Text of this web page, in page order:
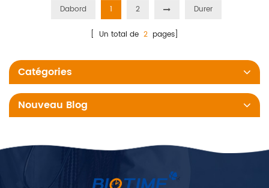
Dabord 1 2 Durer
[ Un total de 2 pages]
Catégories
Nouveau Blog